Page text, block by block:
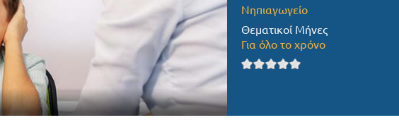
Νηπιαγωγείο
Θεματικοί Μήνες
Για όλο το χρόνο